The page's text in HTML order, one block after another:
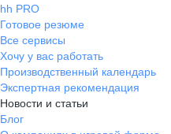
hh PRO
Готовое резюме
Все сервисы
Хочу у вас работать
Производственный календарь
Экспертная рекомендация
Новости и статьи
Блог